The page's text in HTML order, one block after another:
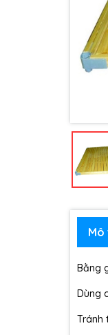
Mô
Bằng
Dùng
Tránh